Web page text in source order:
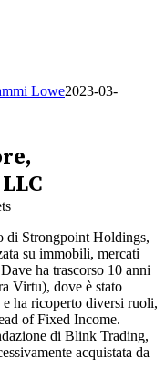
Lowe2023-03-
di Strongpoint Holdings,
su immobili, mercati
ha trascorso 10 anni
Virtu), dove è stato
ha ricoperto diversi ruoli,
of Fixed Income.
di Blink Trading,
acquistata da